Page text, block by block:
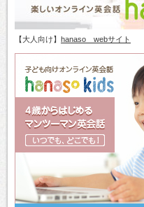
【大人向け】 hanaso webサイト